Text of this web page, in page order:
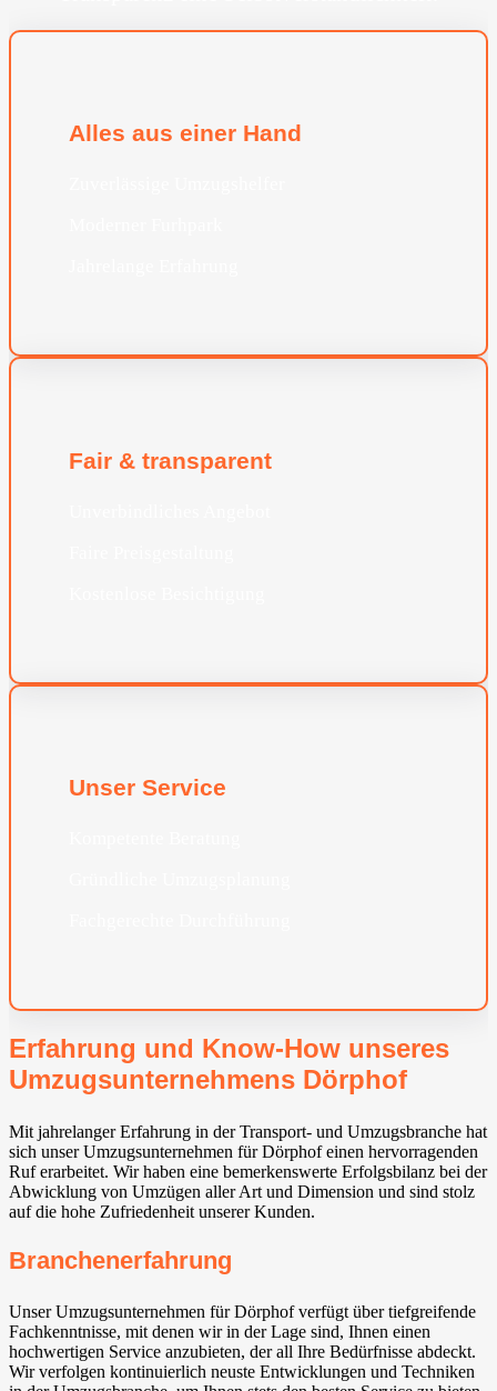
Alles aus einer Hand
Fair & transparent
Unser Service
Erfahrung und Know-How unseres
Umzugsunternehmens Dörphof
Mit jahrelanger Erfahrung in der Transport- und Umzugsbranche hat
sich unser Umzugsunternehmen für Dörphof einen hervorragenden
Ruf erarbeitet. Wir haben eine bemerkenswerte Erfolgsbilanz bei der
Abwicklung von Umzügen aller Art und Dimension und sind stolz
auf die hohe Zufriedenheit unserer Kunden.
Branchenerfahrung
Unser Umzugsunternehmen für Dörphof verfügt über tiefgreifende
Fachkenntnisse, mit denen wir in der Lage sind, Ihnen einen
hochwertigen Service anzubieten, der all Ihre Bedürfnisse abdeckt.
Wir verfolgen kontinuierlich neuste Entwicklungen und Techniken